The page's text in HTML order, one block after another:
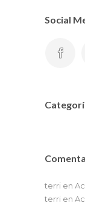
Social
terri en
terri en